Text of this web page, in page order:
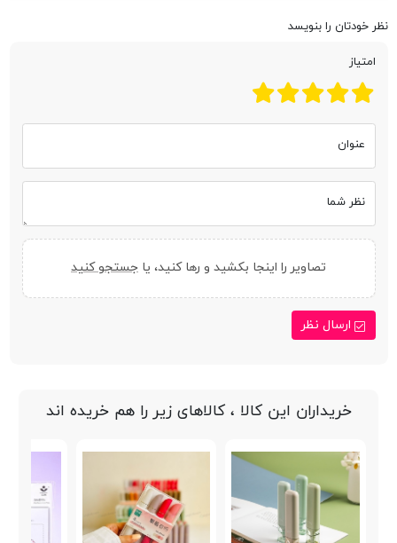
نظر خودتان را بنویسد
امتیاز
عنوان
نظر شما
تصاویر را اینجا بکشید و رها کنید، یا جستجو کنید
ارسال نظر
خریداران این کالا ، کالاهای زیر را هم خریده اند